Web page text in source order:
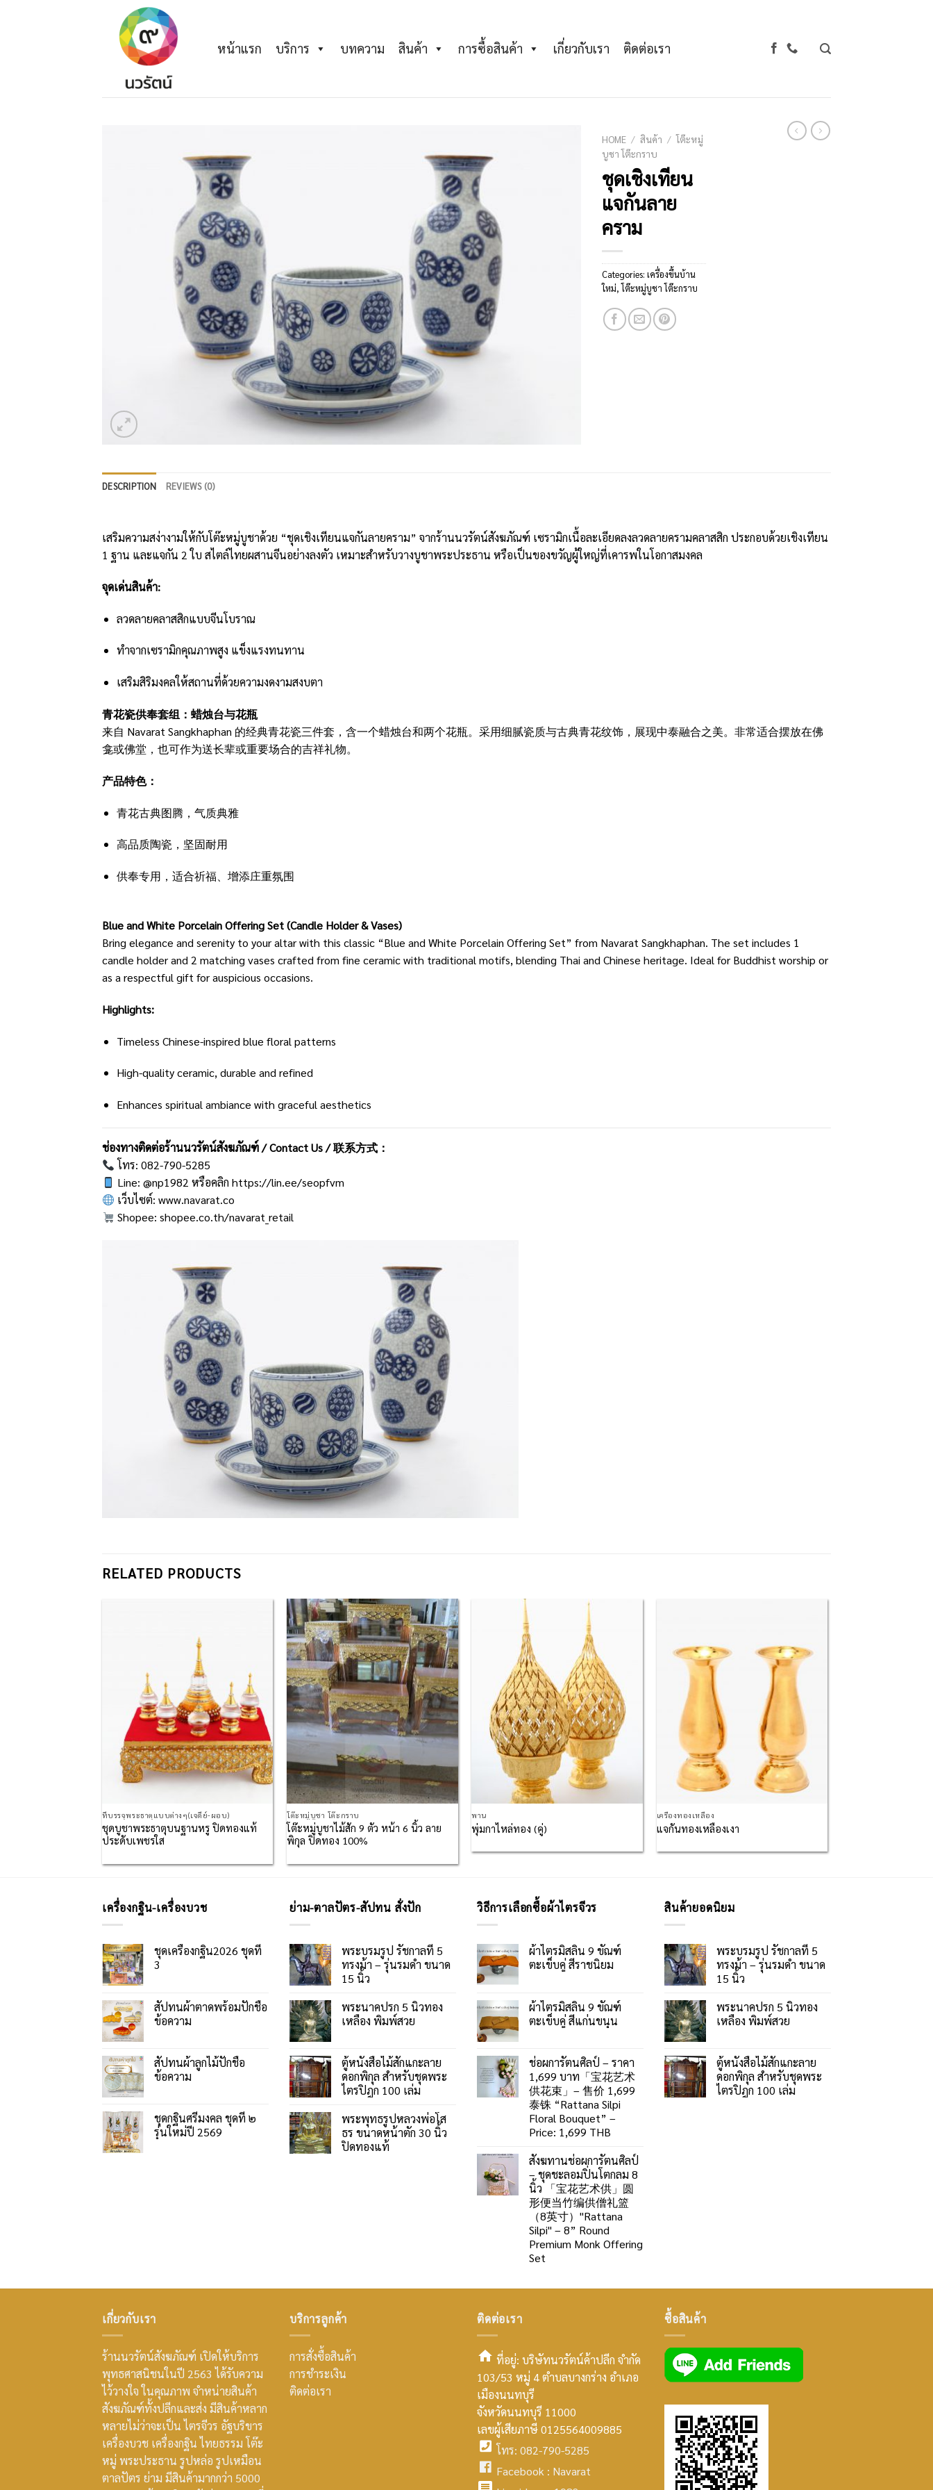
หน้าแรก บริการ บทความ สินค้า การซื้อสินค้า เกี่ยวกับเรา ติดต่อเรา
HOME / สินค้า / โต๊ะหมู่
บูชา โต๊ะกราบ
ชุดเชิงเทียน
แจกันลาย
คราม
Categories: เครื่องขึ้นบ้าน
ใหม่,โต๊ะหมู่บูชา โต๊ะกราบ
DESCRIPTION REVIEWS (0)
เสริมความสง่างามให้กับโต๊ะหมู่บูชาด้วย “ชุดเชิงเทียนแจกันลายคราม” จากร้านนวรัตน์สังฆภัณฑ์ เซรามิกเนื้อละเอียดลงลวดลายครามคลาสสิก ประกอบด้วยเชิงเทียน
1 ฐาน และแจกัน 2 ใบ สไตล์ไทยผสานจีนอย่างลงตัว เหมาะสำหรับวางบูชาพระประธาน หรือเป็นของขวัญผู้ใหญ่ที่เคารพในโอกาสมงคล
จุดเด่นสินค้า:
ลวดลายคลาสสิกแบบจีนโบราณ
ทำจากเซรามิกคุณภาพสูง แข็งแรงทนทาน
เสริมสิริมงคลให้สถานที่ด้วยความงดงามสงบตา
青花瓷供奉套组：蜡烛台与花瓶
来自 Navarat Sangkhaphan 的经典青花瓷三件套，含一个蜡烛台和两个花瓶。采用细腻瓷质与古典青花纹饰，展现中泰融合之美。非常适合摆放在佛
龛或佛堂，也可作为送长辈或重要场合的吉祥礼物。
产品特色：
青花古典图腾，气质典雅
高品质陶瓷，坚固耐用
供奉专用，适合祈福、增添庄重氛围
Blue and White Porcelain Offering Set (Candle Holder & Vases)
Bring elegance and serenity to your altar with this classic “Blue and White Porcelain Offering Set” from Navarat Sangkhaphan. The set includes 1
candle holder and 2 matching vases crafted from fine ceramic with traditional motifs, blending Thai and Chinese heritage. Ideal for Buddhist worship or
as a respectful gift for auspicious occasions.
Highlights:
Timeless Chinese-inspired blue floral patterns
High-quality ceramic, durable and refined
Enhances spiritual ambiance with graceful aesthetics
ช่องทางติดต่อร้านนวรัตน์สังฆภัณฑ์ / Contact Us / 联系方式：
โทร: 082-790-5285
Line: @np1982 หรือคลิกhttps://lin.ee/seopfvm
เว็บไซต์:www.navarat.co
Shopee:shopee.co.th/navarat_retail
RELATED PRODUCTS
ที่บรรจุพระธาตุแบบต่างๆ(เจดีย์-ผอบ)
ชุดบูชาพระธาตุบนฐานหรู ปิดทองแท้
ประดับเพชรใส
Add to
Wishlist
โต๊ะหมู่บูชา โต๊ะกราบ
โต๊ะหมู่บูชาไม้สัก 9 ตัว หน้า 6 นิ้ว ลาย
พิกุล ปิดทอง 100%
พาน
พุ่มกาไหล่ทอง (คู่)
Wishlist
เครื่องทองเหลือง
แจกันทองเหลืองเงา
เครื่องกฐิน-เครื่องบวช
ชุดเครื่องกฐิน2026 ชุดที่
3
สัปทนผ้าตาดพร้อมปักชื่อ
ข้อความ
สัปทนผ้าลูกไม้ปักชื่อ
ข้อความ
ชุดกฐินศรีมงคล ชุดที่ ๒
รุ่นใหม่ปี 2569
ย่าม-ตาลปัตร-สัปทน สั่งปัก
พระบรมรูป รัชกาลที่ 5
ทรงม้า – รุ่นรมดำ ขนาด
15 นิ้ว
พระนาคปรก 5 นิ้วทอง
เหลือง พิมพ์สวย
ตู้หนังสือไม้สักแกะลาย
ดอกพิกุล สำหรับชุดพระ
ไตรปิฎก 100 เล่ม
พระพุทธรูปหลวงพ่อโส
ธร ขนาดหน้าตัก 30 นิ้ว
ปิดทองแท้
วิธีการเลือกซื้อผ้าไตรจีวร
ผ้าไตรมิสลิน 9 ขัณฑ์
ตะเข็บคู่ สีราชนิยม
ผ้าไตรมิสลิน 9 ขัณฑ์
ตะเข็บคู่ สีแก่นขนุน
ช่อผการัตนศิลป์ – ราคา
1,699 บาท「宝花艺术
供花束」– 售价 1,699
泰铢 “Rattana Silpi
Floral Bouquet” –
Price: 1,699 THB
สังฆทานช่อผการัตนศิลป์
– ชุดชะลอมปิ่นโตกลม 8
นิ้ว 「宝花艺术供」圆
形便当竹编供僧礼篮
（8英寸）"Rattana
Silpi" – 8” Round
Premium Monk Offering
Set
สินค้ายอดนิยม
พระบรมรูป รัชกาลที่ 5
ทรงม้า – รุ่นรมดำ ขนาด
15 นิ้ว
พระนาคปรก 5 นิ้วทอง
เหลือง พิมพ์สวย
ตู้หนังสือไม้สักแกะลาย
ดอกพิกุล สำหรับชุดพระ
ไตรปิฎก 100 เล่ม
เกี่ยวกับเรา
ร้านนวรัตน์สังฆภัณฑ์ เปิดให้บริการ
พุทธศาสนิชนในปี 2563 ได้รับความ
ไว้วางใจ ในคุณภาพ จำหน่ายสินค้า
สังฆภัณฑ์ทั้งปลีกและส่ง มีสินค้าหลาก
หลายไม่ว่าจะเป็น ไตรจีวร อัฐบริขาร
เครื่องบวช เครื่องกฐิน ไทยธรรม โต๊ะ
หมู่ พระประธาน รูปหล่อ รูปเหมือน
ตาลปัตร ย่าม มีสินค้ามากกว่า 5000
บริการลูกค้า
การสั่งซื้อสินค้า
การชำระเงิน
ติดต่อเรา
ติดต่อเรา
smt2
home
icon
ที่อยู่: บริษัทนวรัตน์ค้าปลีก จำกัด
103/53 หมู่ 4 ตำบลบางกร่าง อำเภอ
เมืองนนทบุรี
จังหวัดนนทบุรี 11000
เลขผู้เสียภาษี 0125564009885
facebook
โทร: 082-790-5285
Facebook : Navarat
ซื้อสินค้า